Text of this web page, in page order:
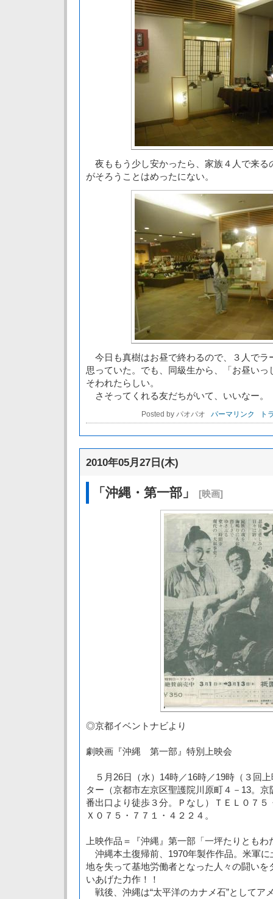
夜ももう少し安かったら、家族４人で来る
がそろうことはめったにない。
今日も真樹はお昼で終わるので、３人でラ
思っていた。でも、同級生から、「お昼い
そわれたらしい。
さそってくれる友だちがいて、いいなー。
Posted by パオパオ パーマリンク ト
2010年05月27日(木)
「沖縄・第一部」 [映画]
◎京都イベントナビより
劇映画『沖縄 第一部』特別上映会
５月26日（水）14時／16時／19時（３回
ター（京都市左京区聖護院川原町４－13。
番出口より徒歩３分。Ｐなし）ＴＥＬ０７５
Ｘ０７５・７７１・４２２４。
上映作品＝『沖縄』第一部「一坪たりともわ
沖縄本土復帰前、1970年製作作品。米軍に
地を失って基地労働者となった人々の闘いを
いあげた力作！！
戦後、沖縄は“太平洋のカナメ石”としてア